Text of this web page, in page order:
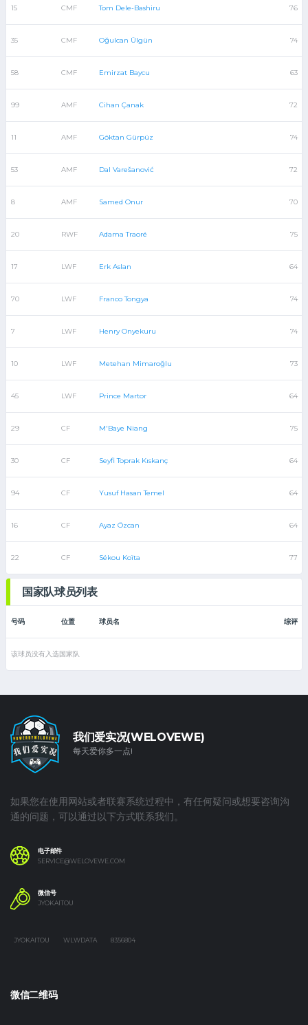
15 CMF Tom Dele-Bashiru 76
35 CMF Oğulcan Ülgün 74
58 CMF Emirzat Baycu 63
99 AMF Cihan Çanak 72
11 AMF Göktan Gürpüz 74
53 AMF Dal Varešanović 72
8 AMF Samed Onur 70
20 RWF Adama Traoré 75
17 LWF Erk Aslan 64
70 LWF Franco Tongya 74
7 LWF Henry Onyekuru 74
10 LWF Metehan Mimaroğlu 73
45 LWF Prince Martor 64
29 CF M'Baye Niang 75
30 CF Seyfi Toprak Kıskanç 64
94 CF Yusuf Hasan Temel 64
16 CF Ayaz Özcan 64
22 CF Sékou Koïta 77
国家队球员列表
号码 位置 球员名 综评
该球员没有入选国家队
我们爱实况(WELOVEWE)
每天爱你多一点!
如果您在使用网站或者联赛系统过程中，有任何疑问或想要咨询沟
通的问题，可以通过以下方式联系我们。
电子邮件
SERVICE@WELOVEWE.COM
微信号
JYOKAITOU
JYOKAITOU WLWDATA 8356804
微信二维码